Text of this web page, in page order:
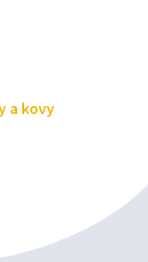
a kovy